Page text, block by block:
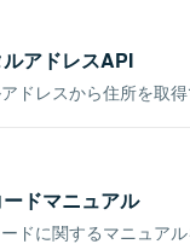
アドレスAPI
ドレスから住所を取得
ドマニュアル
ドに関するマニュアル